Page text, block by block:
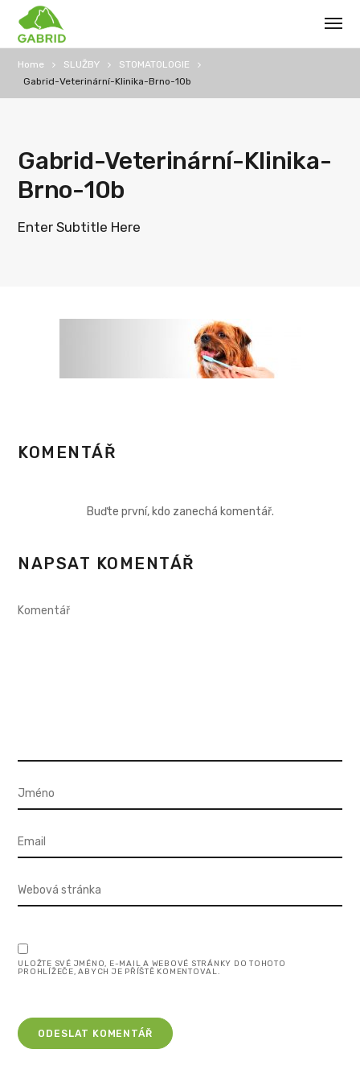
Home SLUŽBY
STOMATOLOGIE
Gabrid-Veterinární-Klinika-Brno-10b
Gabrid-Veterinární-Klinika-
Brno-10b
Enter Subtitle Here
KOMENTÁŘ
Buďte první, kdo zanechá komentář.
NAPSAT KOMENTÁŘ
ULOŽTE SVÉ JMÉNO, E-MAIL A WEBOVÉ STRÁNKY DO TOHOTO
PROHLÍŽEČE, ABYCH JE PŘÍŠTĚ KOMENTOVAL.